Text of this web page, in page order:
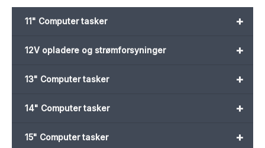
+
11" Computer tasker
+
12V opladere og strømforsyninger
+
13" Computer tasker
+
14" Computer tasker
+
15" Computer tasker